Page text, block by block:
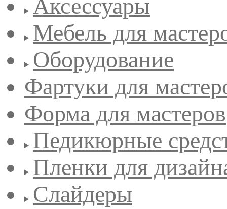
Аксессуары
Мебель для
Оборудование
Фартуки для
Форма для мастеров
Педикюрные
Пленки для
Слайдеры